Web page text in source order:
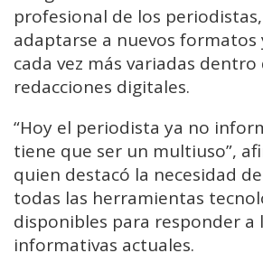
profesional de los
adaptarse a nuevos formatos
cada vez más variadas dentro
redacciones digitales.
“Hoy el periodista ya no
tiene que ser un multiuso”,
quien destacó la necesidad
todas las herramientas
disponibles para responder a
informativas actuales.